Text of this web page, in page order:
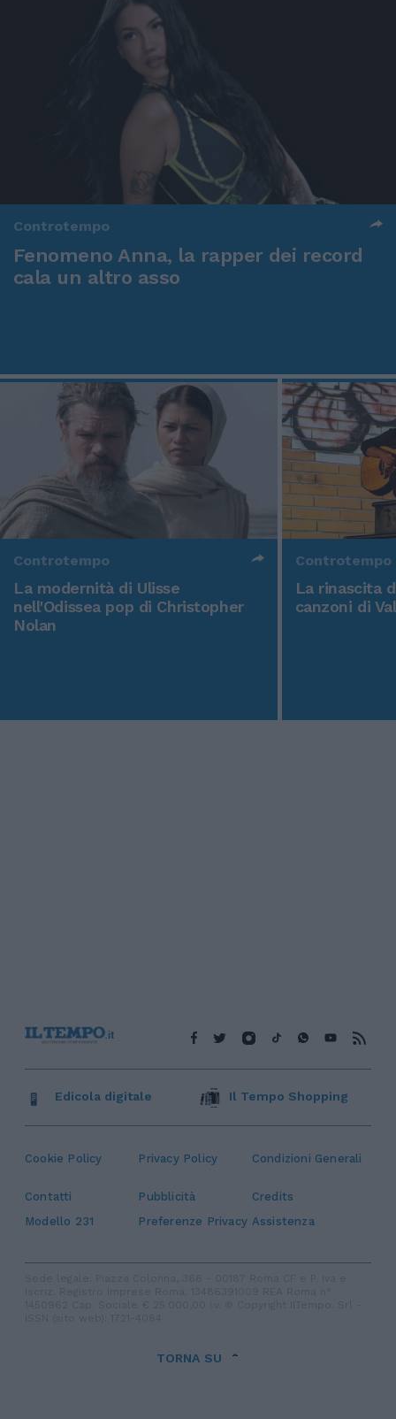
Controtempo
Fenomeno Anna, la rapper dei record
cala un altro asso
Controtempo
La modernità di Ulisse
nell'Odissea pop di Christopher
Nolan
Controtempo
La rinascita
canzoni di
Cookie Policy Privacy Policy Condizioni Generali
Contatti Pubblicità
Credits
Modello 231
Preferenze Privacy Assistenza
Edicola digitale Il Tempo Shopping
TORNA SU